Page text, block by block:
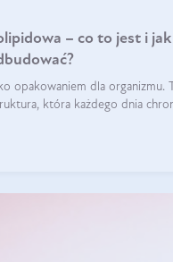
– co to jest i jak
opakowaniem dla organizmu.
która każdego dnia